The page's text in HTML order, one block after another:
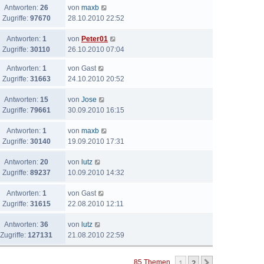
Antworten: 26
Zugriffe: 97670
von maxb
28.10.2010 22:52
Antworten: 1
Zugriffe: 30110
von Peter01
26.10.2010 07:04
Antworten: 1
Zugriffe: 31663
von Gast
24.10.2010 20:52
Antworten: 15
Zugriffe: 79661
von Jose
30.09.2010 16:15
Antworten: 1
Zugriffe: 30140
von maxb
19.09.2010 17:31
Antworten: 20
Zugriffe: 89237
von lutz
10.09.2010 14:32
Antworten: 1
Zugriffe: 31615
von Gast
22.08.2010 12:11
Antworten: 36
Zugriffe: 127131
von lutz
21.08.2010 22:59
85 Themen